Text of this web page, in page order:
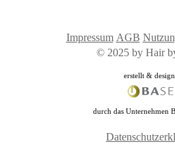
Impressum AGB
© 2025 by Hair
erstellt &
durch das Unternehmen